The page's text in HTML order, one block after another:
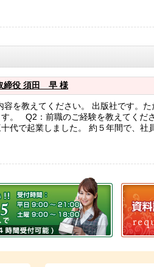
締役 須田 早 様
容を教えてください。 出版社です。
。 Q2：前職のご経験を教えてくだ
代で起業しました。 約５年間で、社